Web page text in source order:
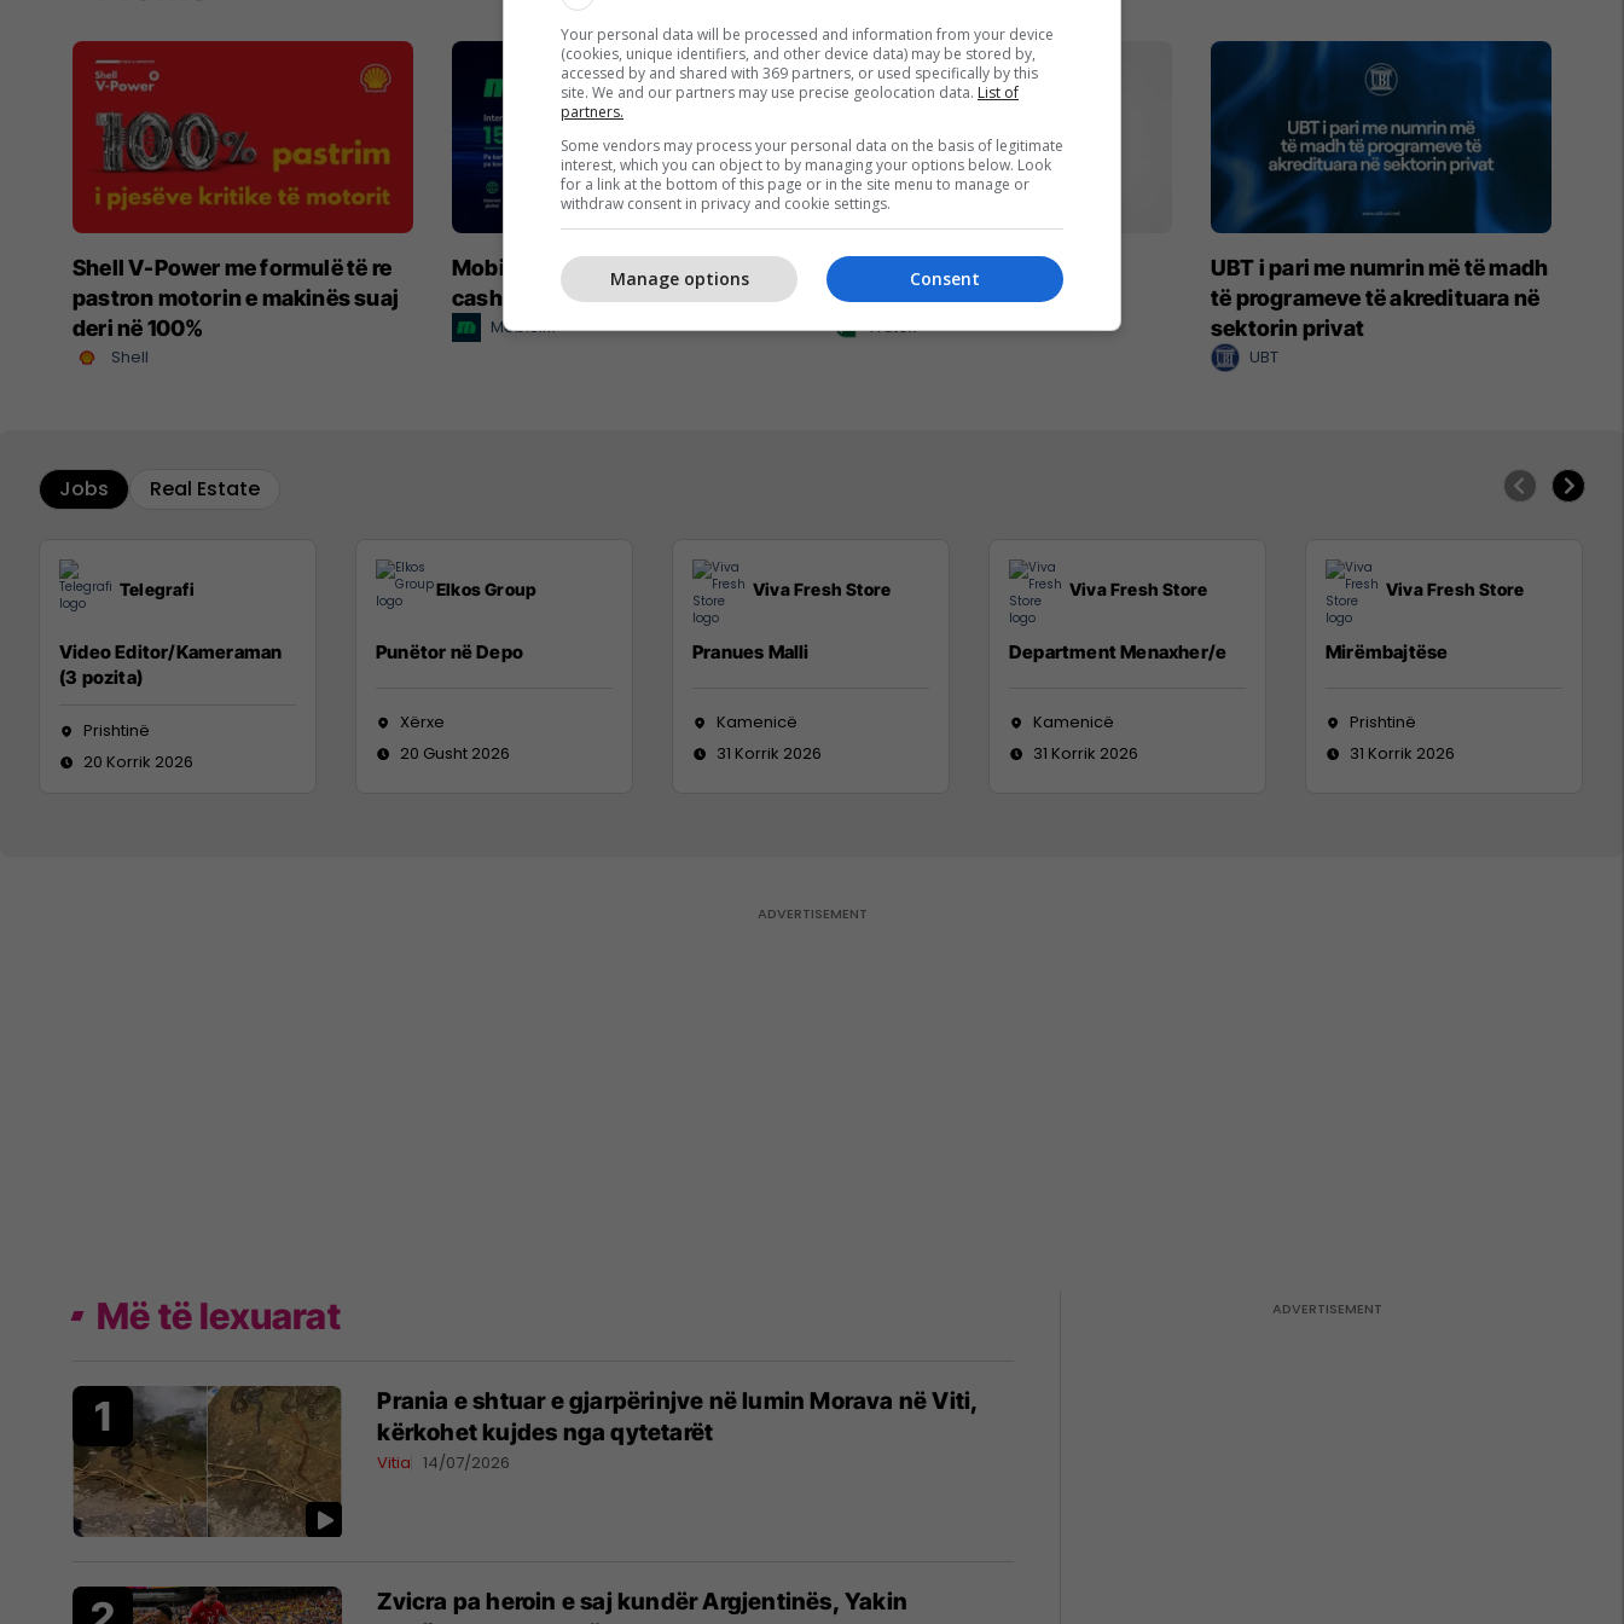
Shell V-Power me formulë të re
pastron motorin e makinës suaj
deri në 100%
Shell
MobiSIM: Internet kudo dhe 15%
cashback
MobiSIM
Frutex lanson në treg ART
Ketchup
Frutex
UBT i pari me numrin më të madh
të programeve të akredituara në
sektorin privat
UBT
Jobs Real Estate
Telegrafi
Video Editor/Kameraman
(3 pozita)
Prishtinë
20 Korrik 2026
Elkos Group
Punëtor në Depo
Xërxe
20 Gusht 2026
Viva Fresh Store
Pranues Malli
Kamenicë
31 Korrik 2026
Viva Fresh Store
Department Menaxher/e
Kamenicë
31 Korrik 2026
Viva Fresh Store
Mirëmbajtëse
Prishtinë
31 Korrik 2026
Më të lexuarat
Prania e shtuar e gjarpërinjve në lumin Morava në Viti,
kërkohet kujdes nga qytetarët
Vitia 14/07/2026
Zvicra pa heroin e saj kundër Argjentinës, Yakin
Your personal data will be processed and information from your device
(cookies, unique identifiers, and other device data) may be stored by,
accessed by and shared with 369 partners, or used specifically by this
site. We and our partners may use precise geolocation data. List of
partners.
Some vendors may process your personal data on the basis of legitimate
interest, which you can object to by managing your options below. Look
for a link at the bottom of this page or in the site menu to manage or
withdraw consent in privacy and cookie settings.
Consent
Manage options